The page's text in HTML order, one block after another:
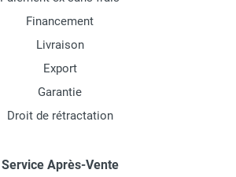
Financement
Livraison
Export
Garantie
Droit de rétractation
Service Après-Vente